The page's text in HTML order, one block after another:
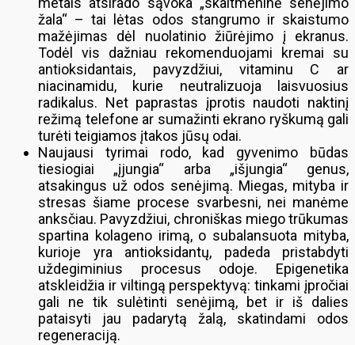
žala“ – tai lėtas odos stangrumo ir skaistumo
mažėjimas dėl nuolatinio žiūrėjimo į ekranus.
Todėl vis dažniau rekomenduojami kremai su
antioksidantais, pavyzdžiui, vitaminu C ar
niacinamidu, kurie neutralizuoja laisvuosius
radikalus. Net paprastas įprotis naudoti naktinį
režimą telefone ar sumažinti ekrano ryškumą gali
turėti teigiamos įtakos jūsų odai.
Naujausi tyrimai rodo, kad gyvenimo būdas
tiesiogiai „įjungia“ arba „išjungia“ genus,
atsakingus už odos senėjimą. Miegas, mityba ir
stresas šiame procese svarbesni, nei manėme
anksčiau. Pavyzdžiui, chroniškas miego trūkumas
spartina kolageno irimą, o subalansuota mityba,
kurioje yra antioksidantų, padeda pristabdyti
uždegiminius procesus odoje. Epigenetika
atskleidžia ir viltingą perspektyvą: tinkami įpročiai
gali ne tik sulėtinti senėjimą, bet ir iš dalies
pataisyti jau padarytą žalą, skatindami odos
regeneraciją.